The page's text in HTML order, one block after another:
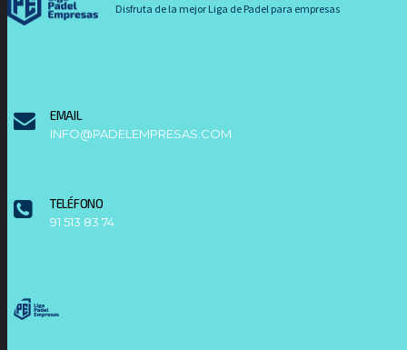
Disfruta de la mejor Liga de Padel para empresas
EMAIL
INFO@PADELEMPRESAS.COM
TELÉFONO
91 513 83 74